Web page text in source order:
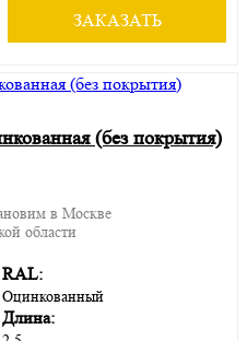
ЗАКАЗАТЬ
(без покрытия)
в Москве
области
RAL:
Оцинкованный
Длина: